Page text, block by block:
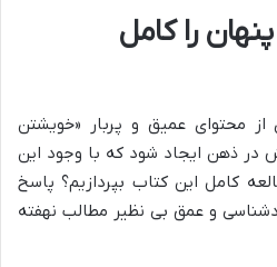
را کامل
محتوای عمیق و پربار «خویشتن
در ذهن ایجاد شود که با وجود این
کامل این کتاب بپردازیم؟ پاسخ
و عمق بی نظیر مطالب نهفته